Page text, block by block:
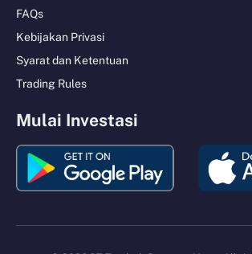
FAQs
Kebijakan Privasi
Syarat dan Ketentuan
Trading Rules
Mulai Investasi